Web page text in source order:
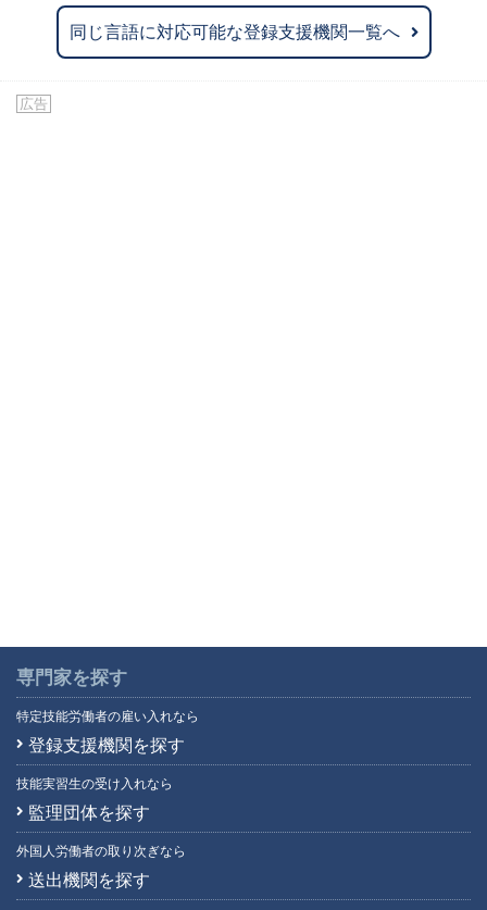
同じ言語に対応可能な登録支援機関一覧へ
広告
専門家を探す
特定技能労働者の雇い入れなら
登録支援機関を探す
技能実習生の受け入れなら
監理団体を探す
外国人労働者の取り次ぎなら
送出機関を探す